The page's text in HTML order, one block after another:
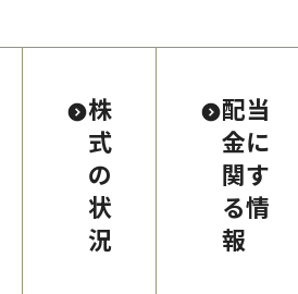
株
式
の
状
況
配当
金に
関す
る情
報